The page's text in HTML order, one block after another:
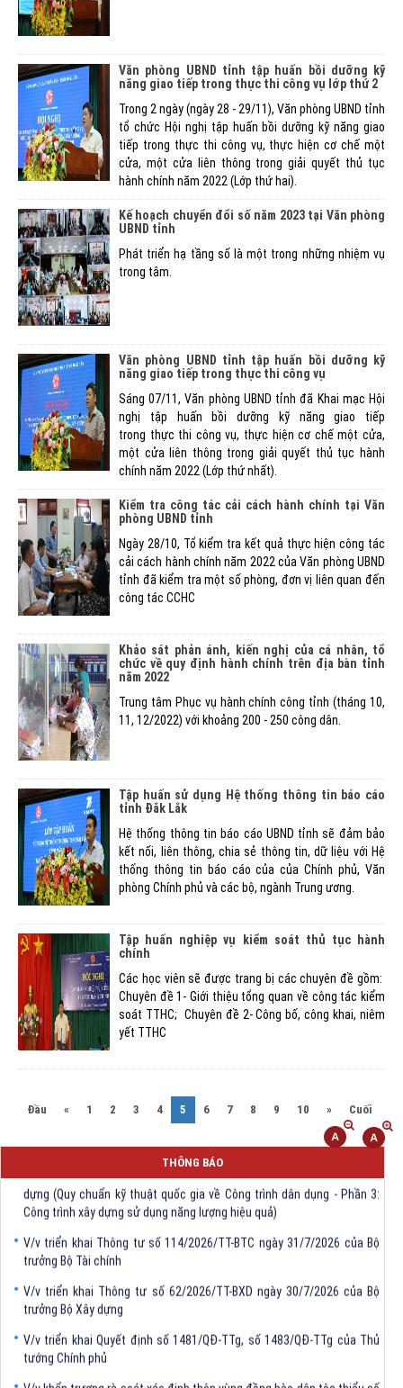
Văn phòng UBND tỉnh tập huấn bồi dưỡng kỹ
năng giao tiếp trong thực thi công vụ lớp thứ 2
Trong 2 ngày (ngày 28 - 29/11), Văn phòng UBND tỉnh
tổ chức Hội nghị tập huấn bồi dưỡng kỹ năng giao
tiếp trong thực thi công vụ, thực hiện cơ chế một
cửa, một cửa liên thông trong giải quyết thủ tục
hành chính năm 2022 (Lớp thứ hai).
Kế hoạch chuyển đổi số năm 2023 tại Văn phòng
UBND tỉnh
Phát triển hạ tầng số là một trong những nhiệm vụ
trong tâm.
Văn phòng UBND tỉnh tập huấn bồi dưỡng kỹ
năng giao tiếp trong thực thi công vụ
Sáng 07/11, Văn phòng UBND tỉnh đã Khai mạc Hội
nghị tập huấn bồi dưỡng kỹ năng giao tiếp
trong thực thi công vụ, thực hiện cơ chế một cửa,
một cửa liên thông trong giải quyết thủ tục hành
chính năm 2022 (Lớp thứ nhất).
Kiểm tra công tác cải cách hành chính tại Văn
phòng UBND tỉnh
Ngày 28/10, Tổ kiểm tra kết quả thực hiện công tác
cải cách hành chính năm 2022 của Văn phòng UBND
tỉnh đã kiểm tra một số phòng, đơn vị liên quan đến
công tác CCHC
Khảo sát phản ánh, kiến nghị của cá nhân, tổ
chức về quy định hành chính trên địa bàn tỉnh
năm 2022
Trung tâm Phục vụ hành chính công tỉnh (tháng 10,
11, 12/2022) với khoảng 200 - 250 công dân.
Tập huấn sử dụng Hệ thống thông tin báo cáo
tỉnh Đắk Lắk
Hệ thống thông tin báo cáo UBND tỉnh sẽ đảm bảo
kết nối, liên thông, chia sẻ thông tin, dữ liệu với Hệ
thống thông tin báo cáo của của Chính phủ, Văn
phòng Chính phủ và các bộ, ngành Trung ương.
Tập huấn nghiệp vụ kiểm soát thủ tục hành
chính
Các học viên sẽ được trang bị các chuyên đề gồm:
Chuyên đề 1- Giới thiệu tổng quan về công tác kiểm
soát TTHC; Chuyên đề 2- Công bố, công khai, niêm
yết TTHC
Đầu « 1 2 3 4 5 (current)
6 7 8 9 10 » Cuối
THÔNG BÁO
V/v triển khai Thông tư số 61/2026/TT-BXD ngày 30/7/2026 ủa Bộ Xây
dựng (Quy chuẩn kỹ thuật quốc gia về Công trình dân dụng - Phần 3:
Công trình xây dựng sử dụng năng lượng hiệu quả)
trưởng Bộ Tài chính
trưởng Bộ Xây dựng
tướng Chính phủ